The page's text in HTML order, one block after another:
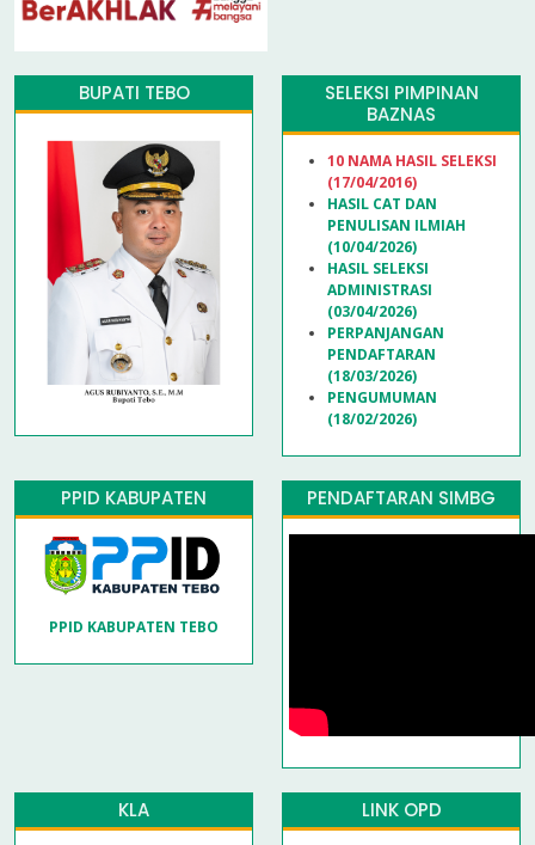
BUPATI TEBO
SELEKSI PIMPINAN
BAZNAS
10 NAMA HASIL SELEKSI
(17/04/2016)
HASIL CAT DAN
PENULISAN ILMIAH
(10/04/2026)
HASIL SELEKSI
ADMINISTRASI
(03/04/2026)
PERPANJANGAN
PENDAFTARAN
(18/03/2026)
PENGUMUMAN
(18/02/2026)
PPID KABUPATEN
PPID KABUPATEN TEBO
PENDAFTARAN SIMBG
KLA LINK OPD